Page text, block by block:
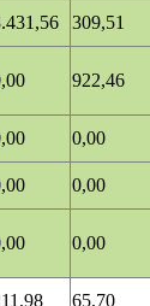
309,51
922,46
0,00
0,00
0,00
65,70